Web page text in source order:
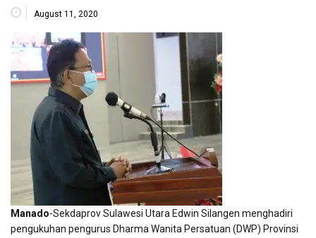
August 11, 2020
Manado-Sekdaprov Sulawesi Utara Edwin Silangen menghadiri
pengukuhan pengurus Dharma Wanita Persatuan (DWP) Provinsi